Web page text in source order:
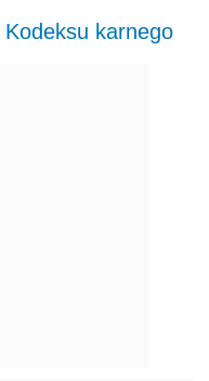
Kodeksu karnego